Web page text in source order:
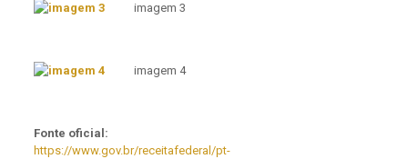
imagem 3
imagem 4
Fonte oficial:
https://www.gov.br/receitafederal/pt-